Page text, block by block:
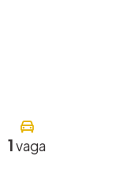
1vaga